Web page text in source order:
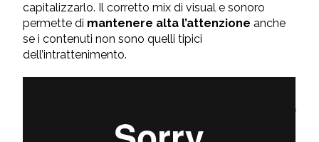
capitalizzarlo. Il corretto mix di visual e sonoro
permette di mantenere alta l’attenzione anche
se i contenuti non sono quelli tipici
dell’intrattenimento.